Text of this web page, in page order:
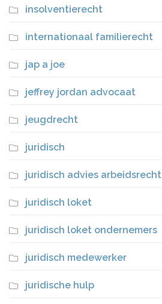
insolventierecht
internationaal familierecht
jap a joe
jeffrey jordan advocaat
jeugdrecht
juridisch
juridisch advies arbeidsrecht
juridisch loket
juridisch loket ondernemers
juridisch medewerker
juridische hulp